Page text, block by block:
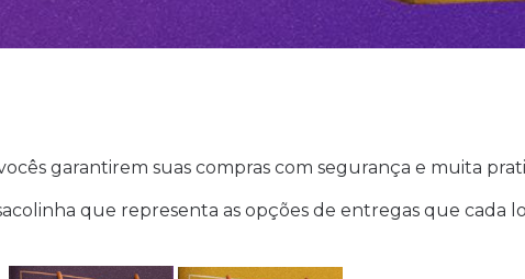
garantirem suas compras com segurança e muita
que representa as opções de entregas que cada